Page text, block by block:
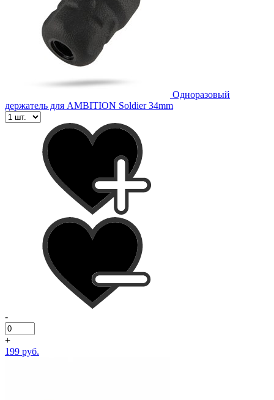
Одноразовый
держатель для AMBITION Soldier 34mm
-
+
199 руб.